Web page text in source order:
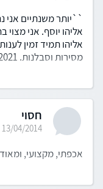
``יותר משנתיים אני
אליהו יוסף. אני מצוי
אליהו תמיד זמין
מסירות וסבלנות. 07.02.2021
חסוי
13/04/2014
אכפתי, מקצועי,